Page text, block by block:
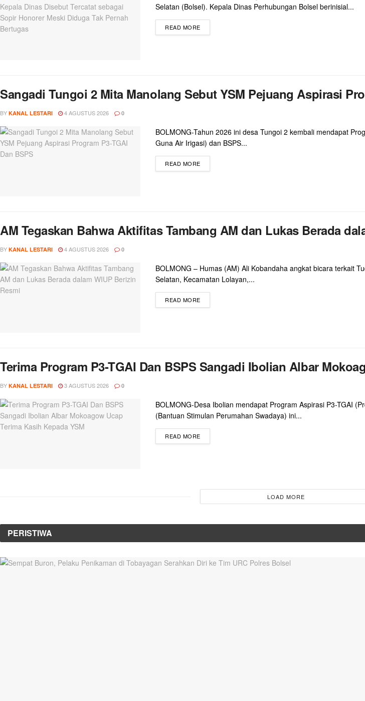
Selatan (Bolsel). Kepala Dinas Perhubungan Bolsel berinisial...
READ MORE
Sangadi Tungoi 2 Mita Manolang Sebut YSM Pejuang Aspirasi
BY KANAL LESTARI 4 AGUSTUS 2026 0
BOLMONG-Tahun 2026 ini desa Tungoi 2 kembali mendapat
Guna Air Irigasi) dan BSPS...
READ MORE
AM Tegaskan Bahwa Aktifitas Tambang AM dan Lukas Berada
BY KANAL LESTARI 4 AGUSTUS 2026 0
BOLMONG – Humas (AM) Ali Kobandaha angkat bicara terkait
Selatan, Kecamatan Lolayan,...
READ MORE
Terima Program P3-TGAI Dan BSPS Sangadi Ibolian Albar
BY KANAL LESTARI 3 AGUSTUS 2026 0
BOLMONG-Desa Ibolian mendapat Program Aspirasi P3-TGAI
(Bantuan Stimulan Perumahan Swadaya) ini...
READ MORE
LOAD MORE
PERISTIWA